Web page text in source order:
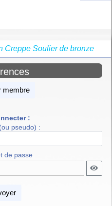
Creppe Soulier de bronze
membre
:
pseudo) :
de passe